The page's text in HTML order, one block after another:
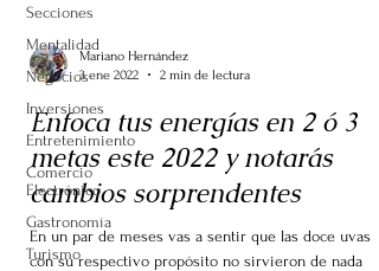
Secciones
Mentalidad
Negocios
Inversiones
Entretenimiento
Comercio
Electrónico
Gastronomía
Turismo
Mariano Hernández
3 ene 2022
2 min de lectura
Enfoca tus energías en 2 ó 3
metas este 2022 y notarás
cambios sorprendentes
En un par de meses vas a sentir que las doce uvas
con su respectivo propósito no sirvieron de nada